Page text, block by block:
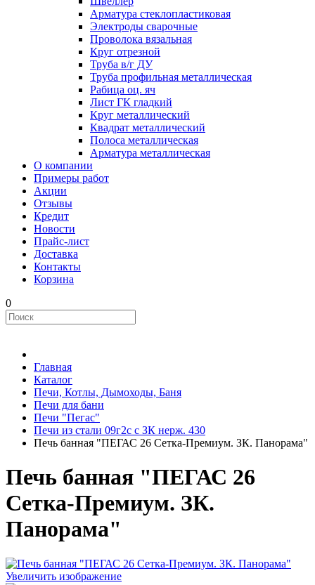
Арматура стеклопластиковая
Электроды сварочные
Проволока вязальная
Круг отрезной
Труба в/г ДУ
Труба профильная металлическая
Рабица оц. яч
Лист ГК гладкий
Круг металлический
Квадрат металлический
Полоса металлическая
Арматура металлическая
О компании
Примеры работ
Акции
Отзывы
Кредит
Новости
Прайс-лист
Доставка
Контакты
Корзина
0
Главная
Каталог
Печи, Котлы, Дымоходы, Баня
Печи для бани
Печи "Пегас"
Печи из стали 09г2с с ЗК нерж. 430
Печь банная "ПЕГАС 26 Сетка-Премиум. ЗК. Панорама"
Печь банная "ПЕГАС 26
Сетка-Премиум. ЗК.
Панорама"
Увеличить изображение